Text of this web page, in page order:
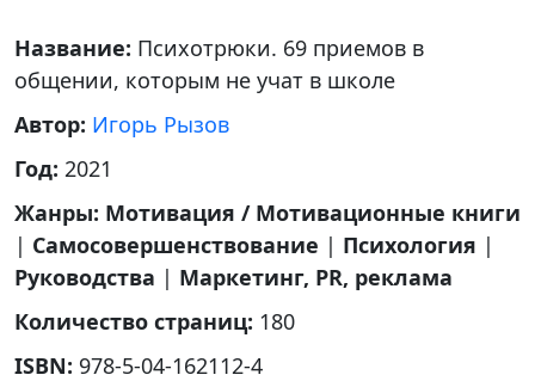
Название: Психотрюки. 69 приемов в
общении, которым не учат в школе
Автор: Игорь Рызов
Год: 2021
Жанры: Мотивация / Мотивационные книги
| Самосовершенствование | Психология |
Руководства | Маркетинг, PR, реклама
Количество страниц: 180
ISBN: 978-5-04-162112-4